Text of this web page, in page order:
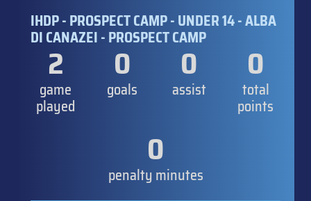
IHDP - PROSPECT CAMP - UNDER 14 - ALBA
DI CANAZEI - PROSPECT CAMP
2
game
played
0
goals
0
assist
0
total
points
0
penalty minutes